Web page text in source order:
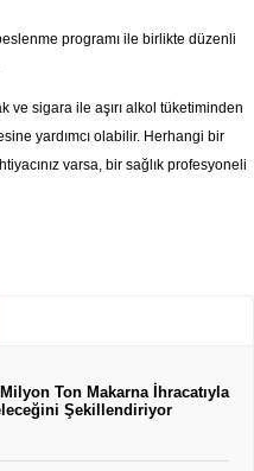
programı ile birlikte düzenli
ve sigara ile aşırı alkol tüketiminden
yardımcı olabilir. Herhangi bir
varsa, bir sağlık profesyoneli
Ton Makarna İhracatıyla
Şekillendiriyor